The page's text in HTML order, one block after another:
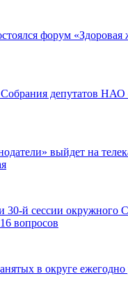
форум
депутатов НАО
выйдет на
30-й сессии окружного
вопросов
в округе ежегодно